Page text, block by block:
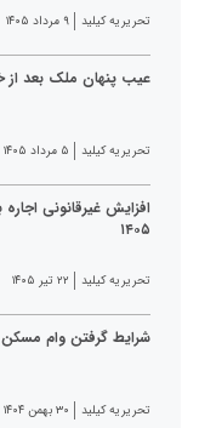
تحریریه کیلید ۹ مرداد ۱۴۰۵
عیب پنهان ملک بعد از
تحریریه کیلید ۵ مرداد ۱۴۰۵
افزایش غیرقانونی
۱۴۰۵
تحریریه کیلید ۲۲ تیر ۱۴۰۵
شرایط گرفتن وام مسکن
تحریریه کیلید ۳۰ بهمن ۱۴۰۴